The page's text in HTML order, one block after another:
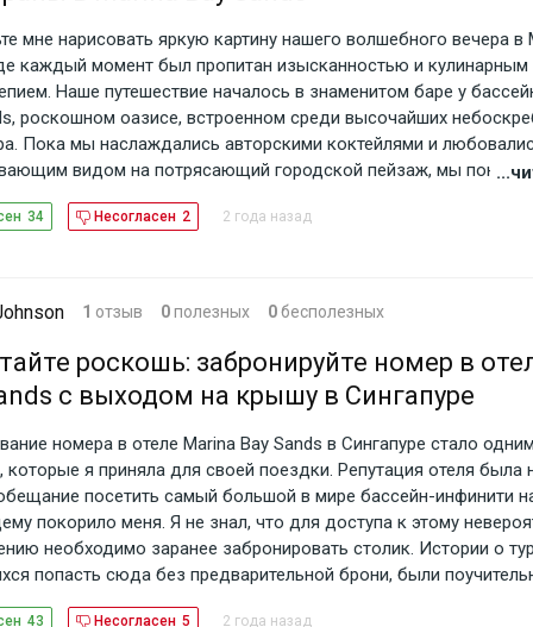
мне нарисовать яркую картину нашего волшебного вечера в
каждый момент был пропитан изысканностью и кулинарным
Наше путешествие началось в знаменитом баре у
роскошном оазисе, встроенном среди высочайших
Пока мы наслаждались авторскими коктейлями и
видом на потрясающий городской пейзаж, мы поняли,
в ресторанах Marina Bay Sands. С впечатляющим меню,
искусства, тщательно приготовленным из свежих
в Marina Bay Sands. Когда солнце скрылось за горизонтом,
бесконечный бассейн золотым светом, мы не могли
этот момент. С бликованием воды и ослепительным
плане каждый снимок стал произведением искусства,
приключение. В конце концов, наш вечер в Marina Bay
вкусов, видов и ощущений. Это был свидетельством
отеля и кулинарного мастерства, оставившего у нас в памяти
мы будем хранить всю жизнь.
34 Несогласен 2 2 года назад
1 отзыв 0полезных 0бесполезных
роскошь: забронируйте номер в
с выходом на крышу в Сингапуре
номера в отеле Marina Bay Sands в Сингапуре стало
которые я приняла для своей поездки. Репутация отеля была
посетить самый большой в мире бассейн-инфинити
покорило меня. Я не знал, что для доступа к этому
необходимо заранее забронировать столик. Истории о
попасть сюда без предварительной брони, были
43 Несогласен 5 2 года назад